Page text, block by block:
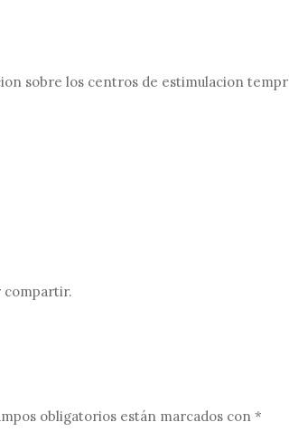
sobre los centros de estimulacion
compartir.
obligatorios están marcados con *